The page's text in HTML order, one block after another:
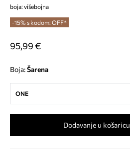
boja: višebojna
-15% s kodom: OFF*
95,99 €
Boja: šarena
ONE
Dodavanje u košaricu